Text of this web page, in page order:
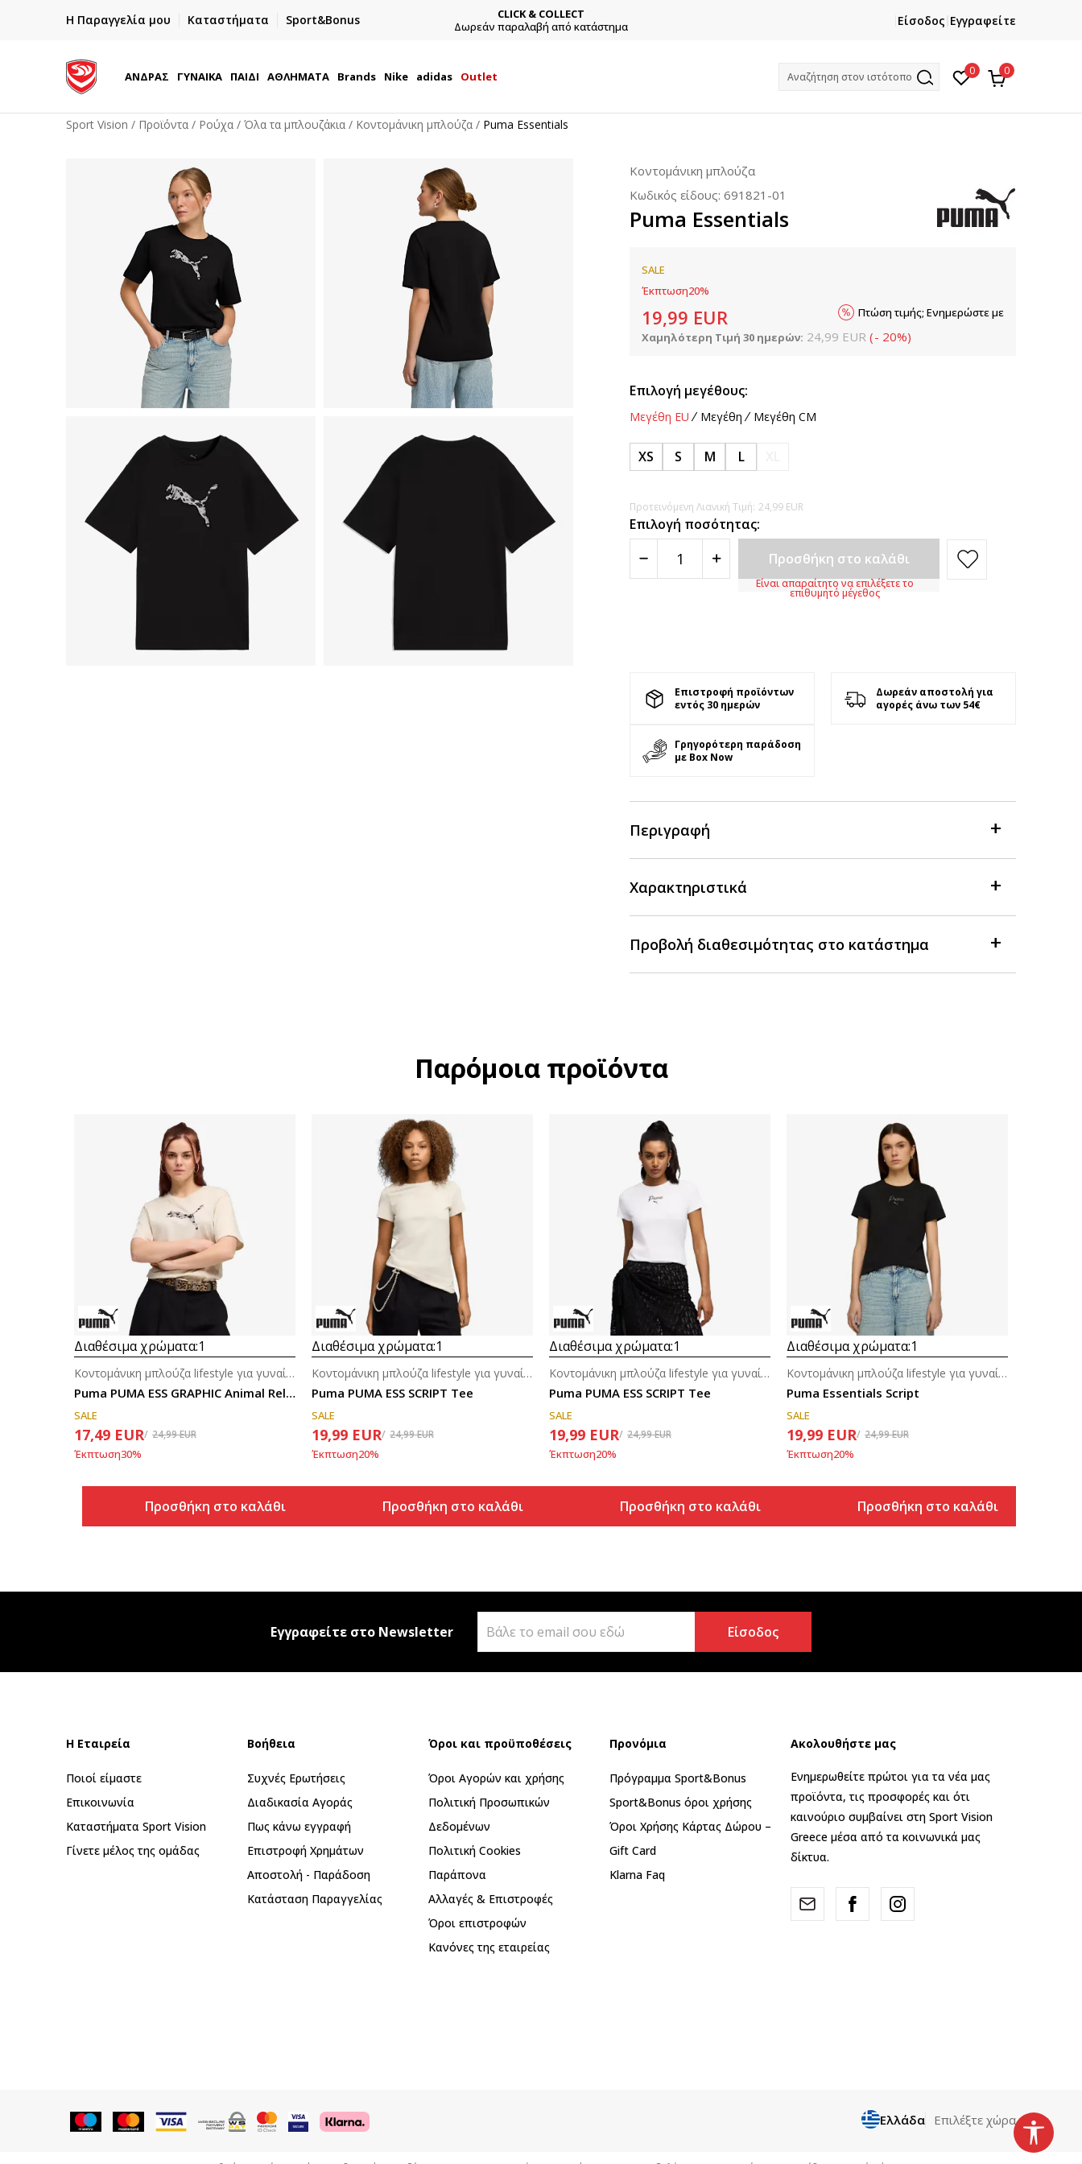
Η Παραγγελία μου Καταστήματα Sport&Bonus
ΓΡΗΓΟΡΟΤΕΡΗ ΠΑΡΑΔΟΣΗ ΜΕ BOX NOW
Παραλαβή 24/7
CLICK & COLLECT
Δωρεάν παραλαβή από κατάστημα
Και κερδίστε -10% με την πρώτη σας αγορά!
Είσοδος Εγγραφείτε
ΑΝΔΡΑΣ ΓΥΝΑΙΚΑ ΠΑΙΔΙ ΑΘΛΗΜΑΤΑ Brands Nike adidas Outlet Αναζήτηση στον ιστότοπο 0 0
Sport Vision Προϊόντα Ρούχα Όλα τα μπλουζάκια Κοντομάνικη μπλούζα Puma Essentials
Κοντομάνικη μπλούζα
Κωδικός είδους: 691821-01
Puma Essentials
SALE
Έκπτωση20%
19,99 EUR
Χαμηλότερη Τιμή 30 ημερών: 24,99 EUR (- 20%)
Πτώση τιμής; Ενημερώστε με
Επιλογή μεγέθους:
Μεγέθη EU Μεγέθη Μεγέθη CM
XS S M L
Προτεινόμενη Λιανική Τιμή: 24,99 EUR
Επιλογή ποσότητας:
Προσθήκη στο καλάθι
Είναι απαραίτητο να επιλέξετε το
επιθυμητό μέγεθος
Επιστροφή προϊόντων
εντός 30 ημερών
Δωρεάν αποστολή για
αγορές άνω των 54€
Γρηγορότερη παράδοση
με Box Now
Περιγραφή
Χαρακτηριστικά
Προβολή διαθεσιμότητας στο κατάστημα
Παρόμοια προϊόντα
Διαθέσιμα χρώματα:1
Puma PUMA ESS GRAPHIC Animal Relaxed Tee
Κοντομάνικη μπλούζα lifestyle για γυναίκες
SALE
17,49 EUR 24,99EUR
Έκπτωση30%
Προσθήκη στο καλάθι
Διαθέσιμα χρώματα:1
Puma PUMA ESS SCRIPT Tee
Κοντομάνικη μπλούζα lifestyle για γυναίκες
SALE
19,99 EUR 24,99EUR
Έκπτωση20%
Προσθήκη στο καλάθι
Διαθέσιμα χρώματα:1
Puma PUMA ESS SCRIPT Tee
Κοντομάνικη μπλούζα lifestyle για γυναίκες
SALE
19,99 EUR 24,99EUR
Έκπτωση20%
Προσθήκη στο καλάθι
Διαθέσιμα χρώματα:1
Puma Essentials Script
Κοντομάνικη μπλούζα lifestyle για γυναίκες
SALE
19,99 EUR 24,99EUR
Έκπτωση20%
Προσθήκη στο καλάθι
Εγγραφείτε στο Newsletter Είσοδος
Η Εταιρεία
Ποιοί είμαστε
Επικοινωνία
Καταστήματα Sport Vision
Γίνετε μέλος της ομάδας
Βοήθεια
Συχνές Ερωτήσεις
Διαδικασία Αγοράς
Πως κάνω εγγραφή
Επιστροφή Xρημάτων
Αποστολή - Παράδοση
Κατάσταση Παραγγελίας
Όροι και προϋποθέσεις
Όροι Αγορών και χρήσης
Πολιτική Προσωπικών
Δεδομένων
Πολιτική Cookies
Παράπονα
Αλλαγές & Επιστροφές
Όροι επιστροφών
Κανόνες της εταιρείας
Προνόμια
Πρόγραμμα Sport&Bonus
Sport&Bonus όροι χρήσης
Όροι Χρήσης Κάρτας Δώρου –
Gift Card
Klarna Faq
Ακολουθήστε μας
Ενημερωθείτε πρώτοι για τα νέα μας
προϊόντα, τις προσφορές και ότι
καινούριο συμβαίνει στη Sport Vision
Greece μέσα από τα κοινωνικά μας
δίκτυα.
Ελλάδα Επιλέξτε χώρα